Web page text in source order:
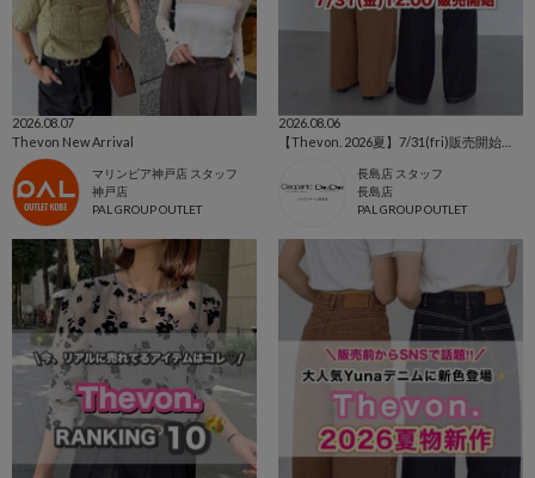
2026.08.07
Thevon New Arrival
マリンピア神戸店 スタッフ
神戸店
PAL GROUP OUTLET
2026.08.06
【Thevon. 2026夏】7/31(fri)販売開始🔔YUNAデニム新色&新サイズ登場🌷
長島店 スタッフ
長島店
PAL GROUP OUTLET